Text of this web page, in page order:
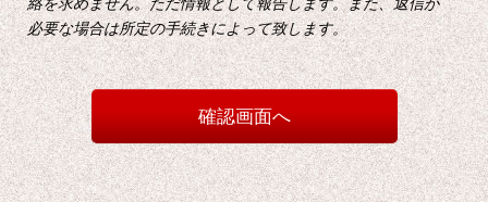
必要な場合は所定の手続きによって致します。
確認画面へ